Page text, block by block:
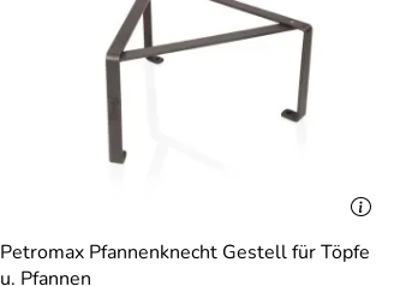
Petromax Pfannenknecht Gestell für Töpfe
u. Pfannen